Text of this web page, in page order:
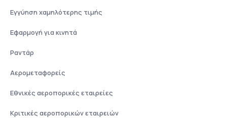
Εγγύηση χαμηλότερης τιμής
Εφαρμογή για κινητά
Ραντάρ
Αερομεταφορείς
Εθνικές αεροπορικές εταιρείες
Κριτικές αεροπορικών εταιρειών